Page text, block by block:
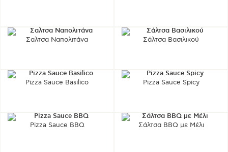
Σαλτσα Ναπολιτάνα Σάλτσα Βασιλικού
Pizza Sauce Basilico Pizza Sauce Spicy
Pizza Sauce BBQ Σάλτσα BBQ με Μέλι